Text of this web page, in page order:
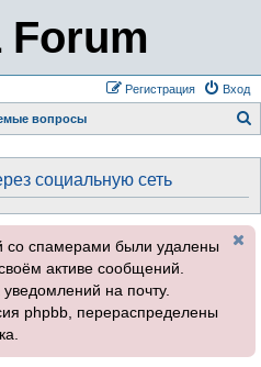
Forum
Вход
Регистрация
вопросы
социальную сеть
со спамерами были удалены
активе сообщений.
на почту.
phpbb, перераспределены